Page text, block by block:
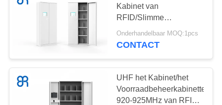
VIDEOS
SHOW
ONGEVEER
Kabinet van
RFID/Slimme
Archiefkast
900*325*2000MM
Onderhandelbaar MOQ:1pcs
CONTACT
UHF het Kabinet/het
920-925MHz van RFID